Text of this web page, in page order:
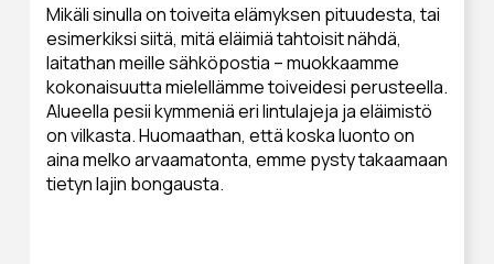
Mikäli sinulla on toiveita elämyksen pituudesta, tai
esimerkiksi siitä, mitä eläimiä tahtoisit nähdä,
laitathan meille sähköpostia – muokkaamme
kokonaisuutta mielellämme toiveidesi perusteella.
Alueella pesii kymmeniä eri lintulajeja ja eläimistö
on vilkasta. Huomaathan, että koska luonto on
aina melko arvaamatonta, emme pysty takaamaan
tietyn lajin bongausta.